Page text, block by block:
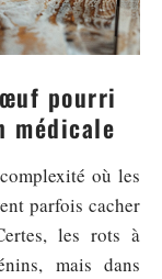
pourri
médicale
où les
parfois cacher
les rots à
mais dans